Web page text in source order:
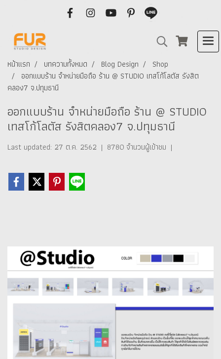
หน้าแรก บทความทั้งหมด Blog Design
Shop
ออกแบบร้าน จำหน่ายมือถือ ร้าน @ STUDIO เทสโก้โลตัส รังสิต
คลอง7 จ.ปทุมธานี
ออกแบบร้าน จำหน่ายมือถือ ร้าน @ STUDIO
เทสโก้โลตัส รังสิตคลอง7 จ.ปทุมธานี
Last updated: 27 ต.ค. 2562 | 8780 จำนวนผู้เข้าชม |